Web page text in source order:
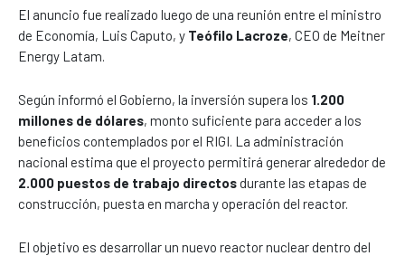
El anuncio fue realizado luego de una reunión entre el ministro
de Economía, Luis Caputo, y Teófilo Lacroze, CEO de Meitner
Energy Latam.
Según informó el Gobierno, la inversión supera los 1.200
millones de dólares, monto suficiente para acceder a los
beneficios contemplados por el RIGI. La administración
nacional estima que el proyecto permitirá generar alrededor de
2.000 puestos de trabajo directosdurante las etapas de
construcción, puesta en marcha y operación del reactor.
El objetivo es desarrollar un nuevo reactor nuclear dentro del